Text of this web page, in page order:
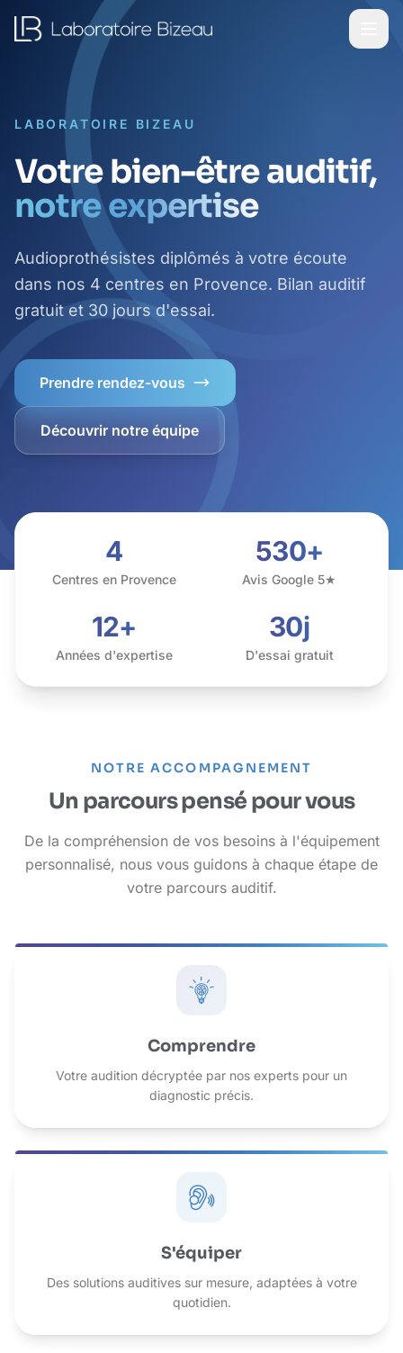
LABORATOIRE BIZEAU
Votre bien-être auditif,
notre expertise
Audioprothésistes diplômés à votre écoute
dans nos 4 centres en Provence. Bilan auditif
gratuit et 30 jours d'essai.
Prendre rendez-vous
Découvrir notre équipe
4
Centres en Provence
530+
Avis Google 5★
12+
Années d'expertise
30j
D'essai gratuit
NOTRE ACCOMPAGNEMENT
Un parcours pensé pour vous
De la compréhension de vos besoins à l'équipement
personnalisé, nous vous guidons à chaque étape de
votre parcours auditif.
Comprendre
Votre audition décryptée par nos experts pour un
diagnostic précis.
S'équiper
Des solutions auditives sur mesure, adaptées à votre
quotidien.